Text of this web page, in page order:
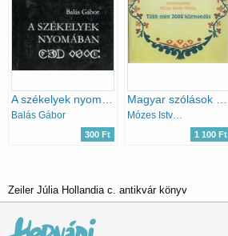
A székelyek nyomában
Balás Gábor
300 Ft
Magyar szólások és közmondások
Mózes István Miklós (szerk.)
1 100 Ft
Zeiler Júlia Hollandia c. antikvár könyv